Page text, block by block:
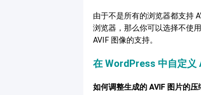
由于不是所有的浏览器都支持
浏览器，那么你可以选择不使
AVIF 图像的支持。
在 WordPress 中自定义
如何调整生成的 AVIF 图片的压